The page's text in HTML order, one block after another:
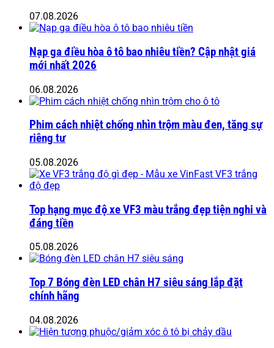
07.08.2026
Nạp ga điều hòa ô tô bao nhiêu tiền? Cập nhật giá
mới nhất 2026
06.08.2026
Phim cách nhiệt chống nhìn trộm màu đen, tăng sự
riêng tư
05.08.2026
Top hạng mục độ xe VF3 màu trắng đẹp tiện nghi và
đáng tiền
05.08.2026
Top 7 Bóng đèn LED chân H7 siêu sáng lắp đặt
chính hãng
04.08.2026